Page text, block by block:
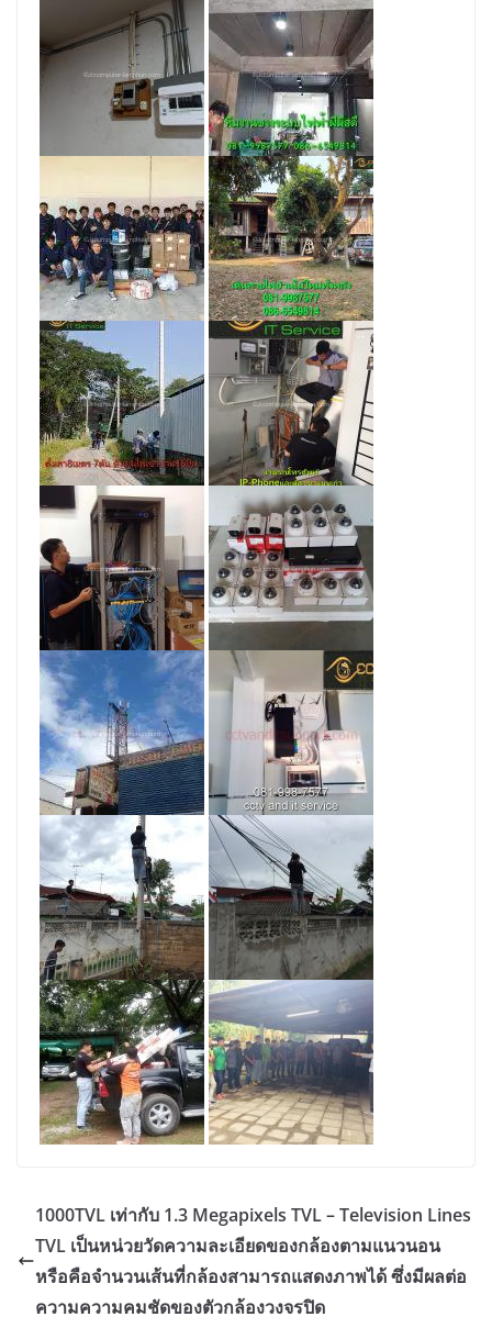
1000TVL เท่ากับ 1.3 Megapixels TVL – Television Lines
TVL เป็นหน่วยวัดความละเอียดของกล้องตามแนวนอน
หรือคือจำนวนเส้นที่กล้องสามารถแสดงภาพได้ ซึ่งมีผลต่อ
ความความคมชัดของตัวกล้องวงจรปิด